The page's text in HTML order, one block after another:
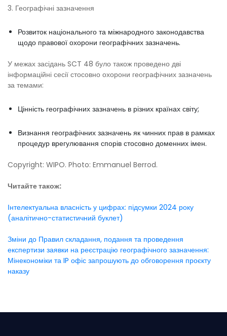
3. Географічні зазначення
Розвиток національного та міжнародного законодавства
щодо правової охорони географічних зазначень.
У межах засідань SCT 48 було також проведено дві
інформаційні сесії стосовно охорони географічних зазначень
за темами:
Цінність географічних зазначень в різних країнах світу;
Визнання географічних зазначень як чинних прав в рамках
процедур врегулювання спорів стосовно доменних імен.
Copyright: WIPO. Photo: Emmanuel Berrod.
Читайте також:
Інтелектуальна власність у цифрах: підсумки 2024 року
(аналітично-статистичний буклет)
Зміни до Правил складання, подання та проведення
експертизи заявки на реєстрацію географічного зазначення:
Мінекономіки та IP офіс запрошують до обговорення проєкту
наказу